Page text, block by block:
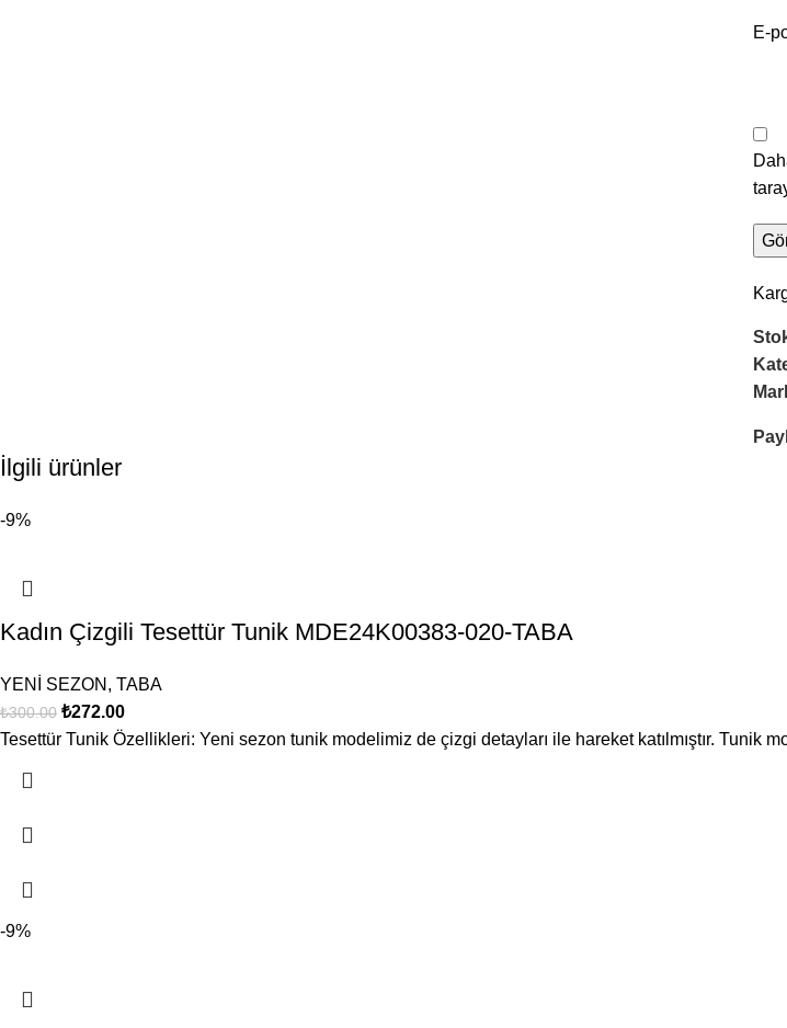
E-
İlgili ürünler
-9%
Kadın Çizgili Tesettür Tunik MDE24K00383-020-TABA
YENİ SEZON , TABA
₺300.00 ₺272.00
Tesettür Tunik Özellikleri: Yeni sezon tunik modelimiz de çizgi detayları ile hareket katılmıştır. Tunik
-9%